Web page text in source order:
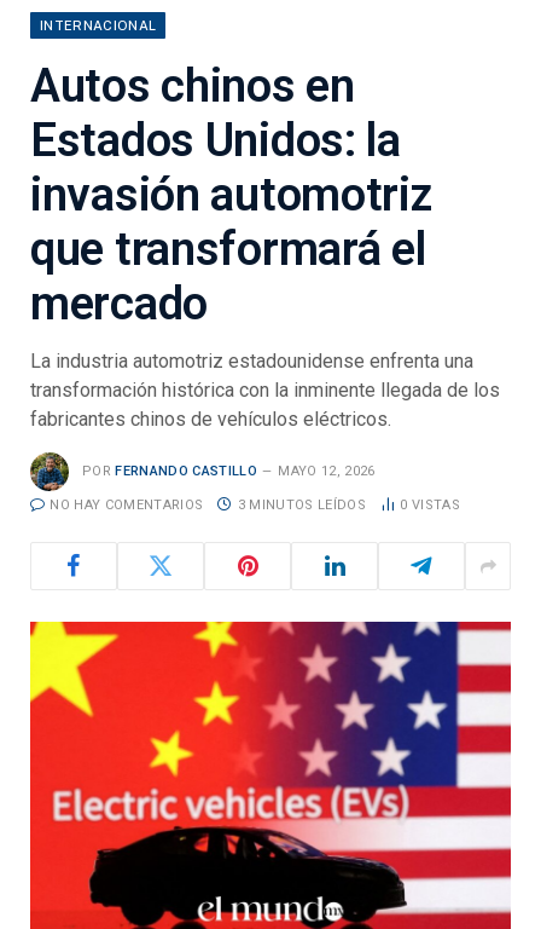
INTERNACIONAL
Autos chinos en
Estados Unidos: la
invasión automotriz
que transformará el
mercado
La industria automotriz estadounidense enfrenta una
transformación histórica con la inminente llegada de los
fabricantes chinos de vehículos eléctricos.
POR FERNANDO CASTILLO MAYO 12, 2026
NO HAY COMENTARIOS 3 MINUTOS LEÍDOS 0 VISTAS